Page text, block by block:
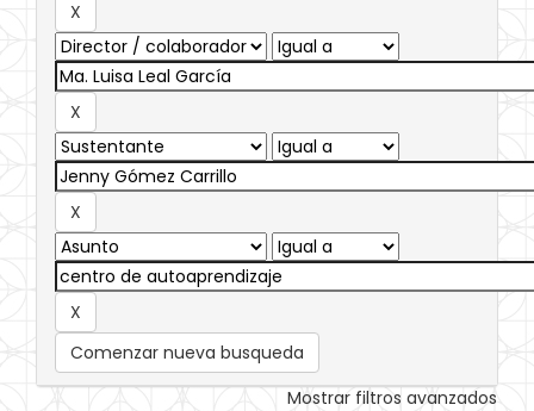
Comenzar nueva busqueda
Mostrar filtros avanzados